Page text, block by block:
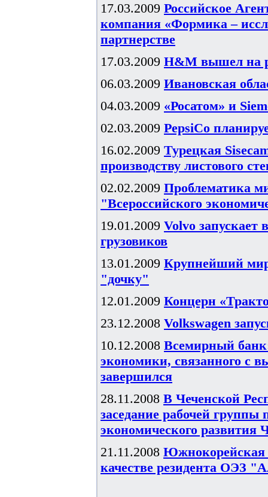
17.03.2009 Российское
компания «Формика –
партнерстве
17.03.2009 H&M вышел на
06.03.2009 Ивановская
04.03.2009 «Росатом» и
02.03.2009 PepsiCo
16.02.2009 Турецкая
производству листового
02.02.2009 Проблематика
"Всероссийского
19.01.2009 Volvo запускает
грузовиков
13.01.2009 Крупнейший
"дочку"
12.01.2009 Концерн
23.12.2008 Volkswagen
10.12.2008 Всемирный
экономики, связанного с
завершился
28.11.2008 В Чеченской
заседание рабочей группы
экономического развития
21.11.2008 Южнокорейская
качестве резидента ОЭЗ